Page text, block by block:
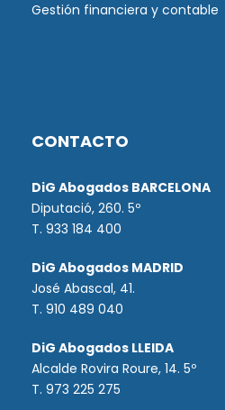
Gestión financiera y contable
CONTACTO
DiG Abogados BARCELONA
Diputació, 260. 5º
T. 933 184 400
DiG Abogados MADRID
José Abascal, 41.
T. 910 489 040
DiG Abogados LLEIDA
Alcalde Rovira Roure, 14. 5º
T. 973 225 275